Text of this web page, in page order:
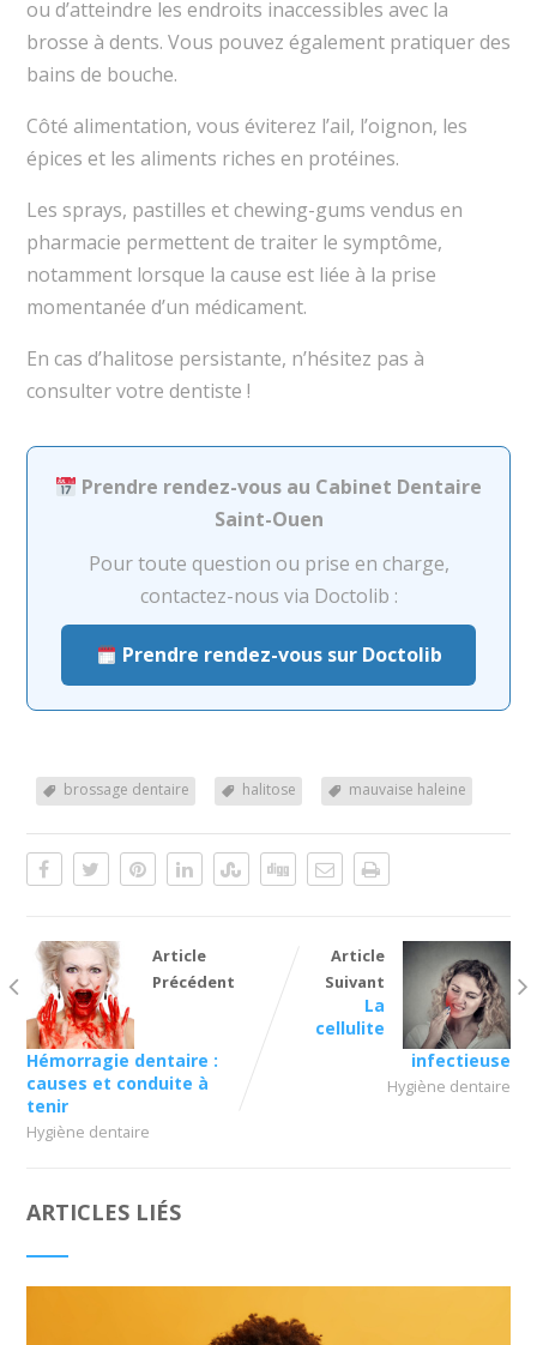
ou d’atteindre les endroits inaccessibles avec la
brosse à dents. Vous pouvez également pratiquer des
bains de bouche.
Côté alimentation, vous éviterez l’ail, l’oignon, les
épices et les aliments riches en protéines.
Les sprays, pastilles et chewing-gums vendus en
pharmacie permettent de traiter le symptôme,
notamment lorsque la cause est liée à la prise
momentanée d’un médicament.
En cas d’halitose persistante, n’hésitez pas à
consulter votre dentiste !
Prendre rendez-vous au Cabinet Dentaire
Saint-Ouen
Pour toute question ou prise en charge,
contactez-nous via Doctolib :
Prendre rendez-vous sur Doctolib
brossage dentaire halitose mauvaise haleine
Article
Précédent
Hémorragie dentaire :
causes et conduite à
tenir
Hygiène dentaire
Article
Suivant
La
cellulite
infectieuse
Hygiène dentaire
ARTICLES LIÉS